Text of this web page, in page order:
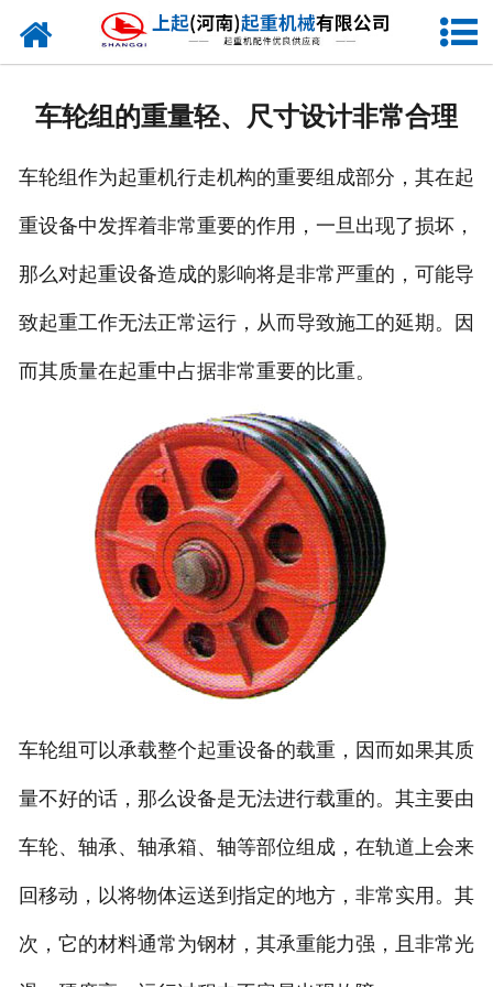
网站首页
资质证书
合作客户
车轮组的重量轻、尺寸设计非常合理
车轮组作为起重机行走机构的重要组成部分，其在起
重设备中发挥着非常重要的作用，一旦出现了损坏，
那么对起重设备造成的影响将是非常严重的，可能导
致起重工作无法正常运行，从而导致施工的延期。因
而其质量在起重中占据非常重要的比重。
车轮组可以承载整个起重设备的载重，因而如果其质
量不好的话，那么设备是无法进行载重的。其主要由
车轮、轴承、轴承箱、轴等部位组成，在轨道上会来
回移动，以将物体运送到指定的地方，非常实用。其
次，它的材料通常为钢材，其承重能力强，且非常光